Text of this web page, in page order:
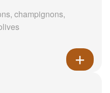
champignons,